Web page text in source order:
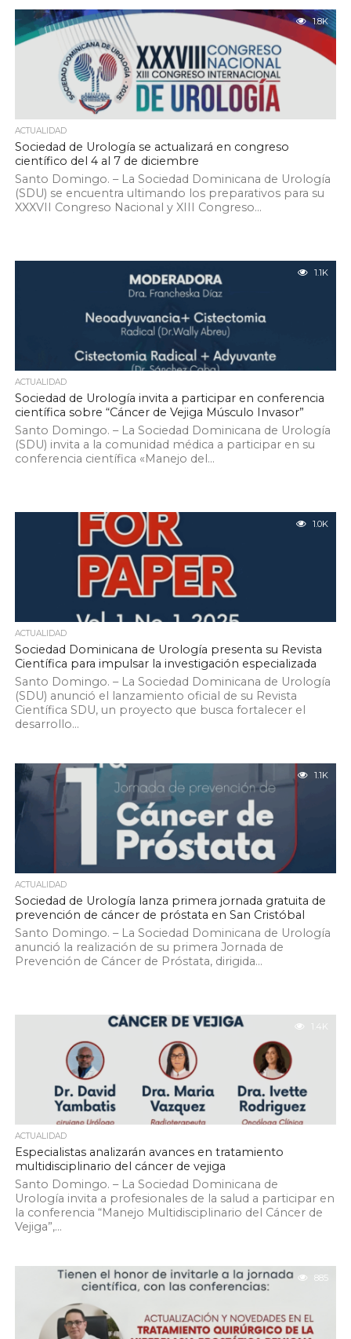
1.8K
ACTUALIDAD
Sociedad de Urología se actualizará en congreso
científico del 4 al 7 de diciembre
Santo Domingo. – La Sociedad Dominicana de Urología
(SDU) se encuentra ultimando los preparativos para su
XXXVII Congreso Nacional y XIII Congreso...
1.1K
ACTUALIDAD
Sociedad de Urología invita a participar en conferencia
científica sobre “Cáncer de Vejiga Músculo Invasor”
Santo Domingo. – La Sociedad Dominicana de Urología
(SDU) invita a la comunidad médica a participar en su
conferencia científica «Manejo del...
1.0K
ACTUALIDAD
Sociedad Dominicana de Urología presenta su Revista
Científica para impulsar la investigación especializada
Santo Domingo. – La Sociedad Dominicana de Urología
(SDU) anunció el lanzamiento oficial de su Revista
Científica SDU, un proyecto que busca fortalecer el
desarrollo...
1.1K
ACTUALIDAD
Sociedad de Urología lanza primera jornada gratuita de
prevención de cáncer de próstata en San Cristóbal
Santo Domingo. – La Sociedad Dominicana de Urología
anunció la realización de su primera Jornada de
Prevención de Cáncer de Próstata, dirigida...
1.4K
ACTUALIDAD
Especialistas analizarán avances en tratamiento
multidisciplinario del cáncer de vejiga
Santo Domingo. – La Sociedad Dominicana de
Urología invita a profesionales de la salud a participar en
la conferencia “Manejo Multidisciplinario del Cáncer de
Vejiga”,...
885